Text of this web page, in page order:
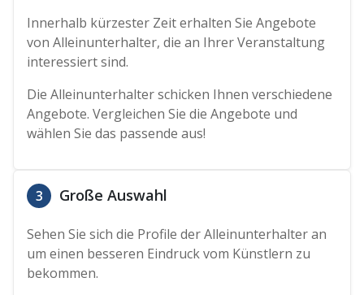
Innerhalb kürzester Zeit erhalten Sie Angebote
von Alleinunterhalter, die an Ihrer Veranstaltung
interessiert sind.
Die Alleinunterhalter schicken Ihnen verschiedene
Angebote. Vergleichen Sie die Angebote und
wählen Sie das passende aus!
3 Große Auswahl
Sehen Sie sich die Profile der Alleinunterhalter an
um einen besseren Eindruck vom Künstlern zu
bekommen.